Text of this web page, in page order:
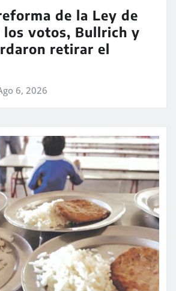
de la Ley de
los votos, Bullrich y
retirar el
6, 2026